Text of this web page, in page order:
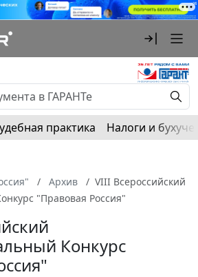
практика Налоги и
Архив
VIII Всероссийский
"Правовая Россия"
Конкурс